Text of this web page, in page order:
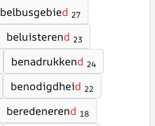
belbusgebied 27
beluisterend 23
benadrukkend 24
benodigdheid 22
beredenerend 18